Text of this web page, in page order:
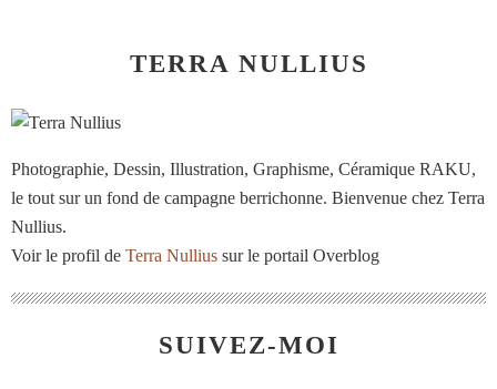
TERRA NULLIUS
Photographie, Dessin, Illustration, Graphisme, Céramique RAKU,
le tout sur un fond de campagne berrichonne. Bienvenue chez Terra
Nullius.
Voir le profil de Terra Nullius sur le portail Overblog
SUIVEZ-MOI